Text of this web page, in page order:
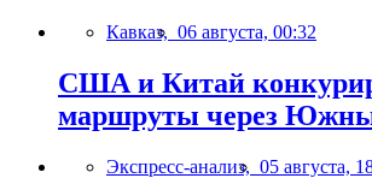
Кавказ, 06 августа, 00:32
США и Китай
маршруты через
Экспресс-анализ, 05 августа,